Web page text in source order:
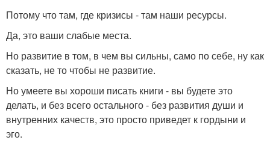
Потому что там, где кризисы - там наши ресурсы.
Да, это ваши слабые места.
Но развитие в том, в чем вы сильны, само по себе, ну как
сказать, не то чтобы не развитие.
Но умеете вы хороши писать книги - вы будете это
делать, и без всего остального - без развития души и
внутренних качеств, это просто приведет к гордыни и
эго.